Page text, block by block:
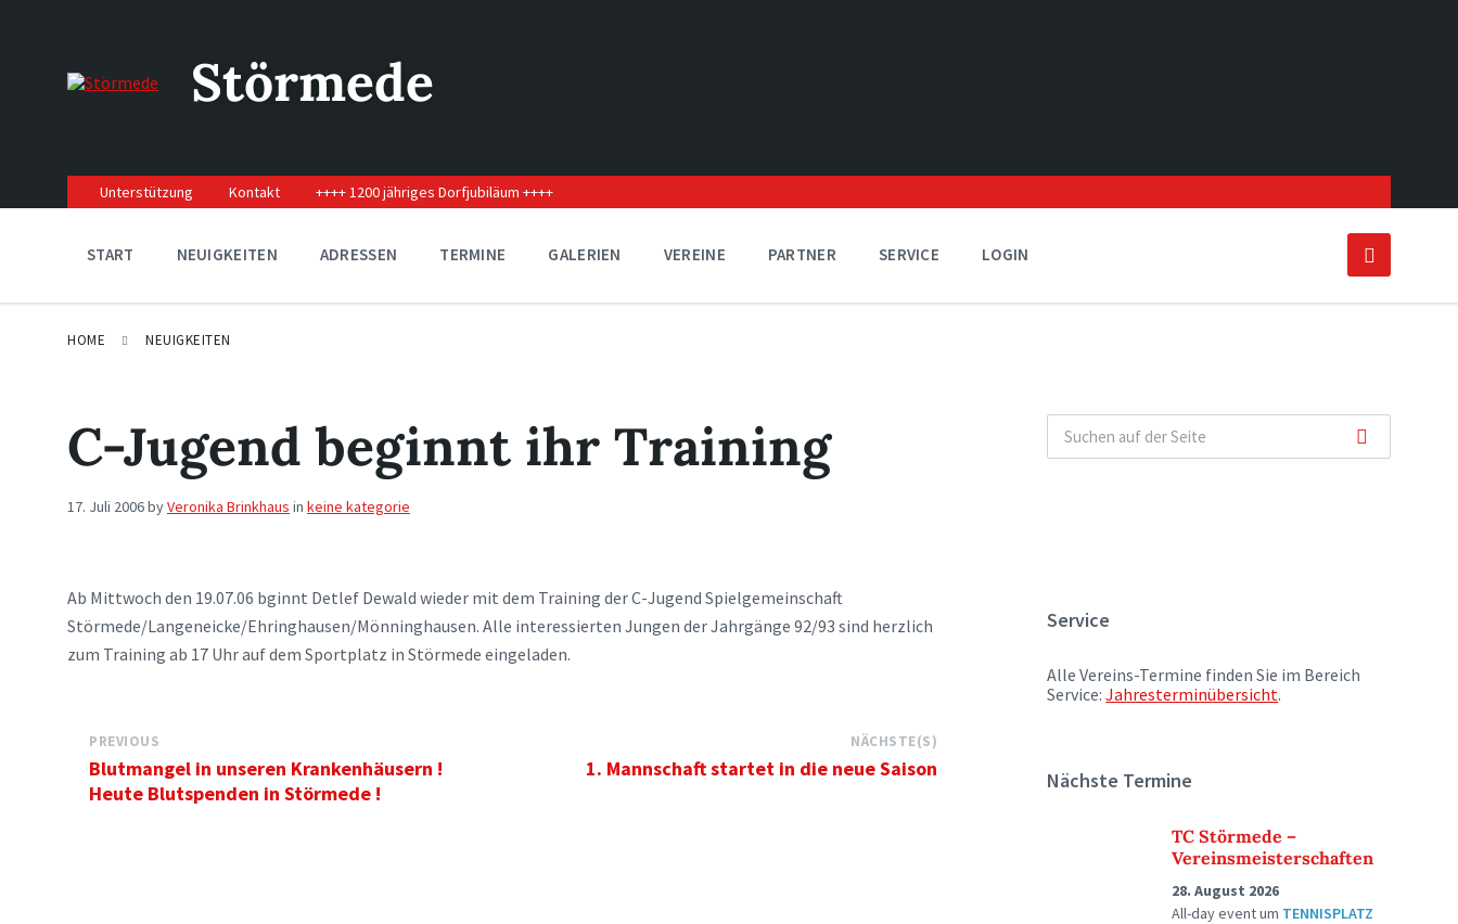
navigation
Störmede
Unterstützung Kontakt ++++ 1200 jähriges Dorfjubiläum ++++
START NEUIGKEITEN ADRESSEN TERMINE GALERIEN VEREINE PARTNER SERVICE LOGIN
HOME NEUIGKEITEN
C-Jugend beginnt ihr Training
17. Juli 2006byVeronika Brinkhaus in keine kategorie
Ab Mittwoch den 19.07.06 bginnt Detlef Dewald wieder mit dem Training der C-Jugend Spielgemeinschaft
Störmede/Langeneicke/Ehringhausen/Mönninghausen. Alle interessierten Jungen der Jahrgänge 92/93 sind herzlich
zum Training ab 17 Uhr auf dem Sportplatz in Störmede eingeladen.
PREVIOUS
Blutmangel in unseren Krankenhäusern !
Heute Blutspenden in Störmede !
NÄCHSTE(S)
1. Mannschaft startet in die neue Saison
Service
Alle Vereins-Termine finden Sie im Bereich
Service:Jahresterminübersicht.
Nächste Termine
TC Störmede –
Vereinsmeisterschaften
28. August 2026
All-day eventum TENNISPLATZ